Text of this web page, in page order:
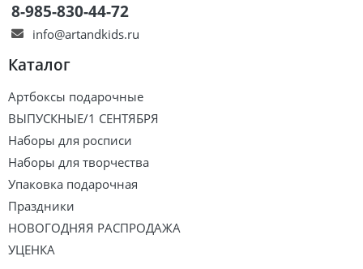
8-985-830-44-72
info@artandkids.ru
Каталог
Артбоксы подарочные
ВЫПУСКНЫЕ/1 СЕНТЯБРЯ
Наборы для росписи
Наборы для творчества
Упаковка подарочная
Праздники
НОВОГОДНЯЯ РАСПРОДАЖА
УЦЕНКА